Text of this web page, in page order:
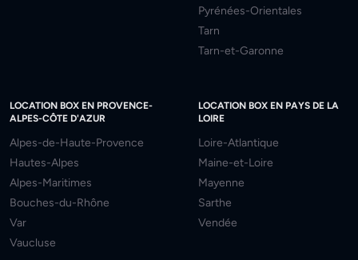
Pyrénées-Orientales
Tarn
Tarn-et-Garonne
LOCATION BOX EN PROVENCE-
ALPES-CÔTE D'AZUR
Alpes-de-Haute-Provence
Hautes-Alpes
Alpes-Maritimes
Bouches-du-Rhône
Var
Vaucluse
LOCATION BOX EN PAYS DE LA
LOIRE
Loire-Atlantique
Maine-et-Loire
Mayenne
Sarthe
Vendée